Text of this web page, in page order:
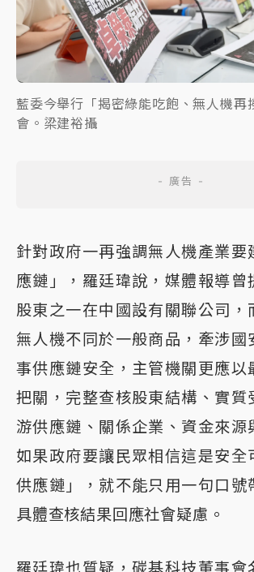
藍委今舉行「揭密綠能吃飽、無人機再
會。梁建裕攝
針對政府一再強調無人機產業要
應鏈」，羅廷瑋說，媒體報導曾
股東之一在中國設有關聯公司，
無人機不同於一般商品，牽涉國
事供應鏈安全，主管機關更應以
把關，完整查核股東結構、實質
游供應鏈、關係企業、資金來源
如果政府要讓民眾相信這是安全
供應鏈」，就不能只用一句口號
具體查核結果回應社會疑慮。
羅廷瑋也質疑，碳基科技董事會